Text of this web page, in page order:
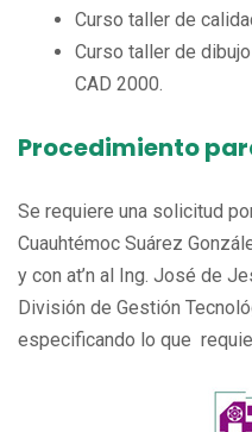
Curso taller de
Curso taller de
CAD 2000.
Procedimiento
Se requiere una solicitud
Cuauhtémoc Suárez
y con at’n al Ing. José de
División de Gestión
especificando lo que